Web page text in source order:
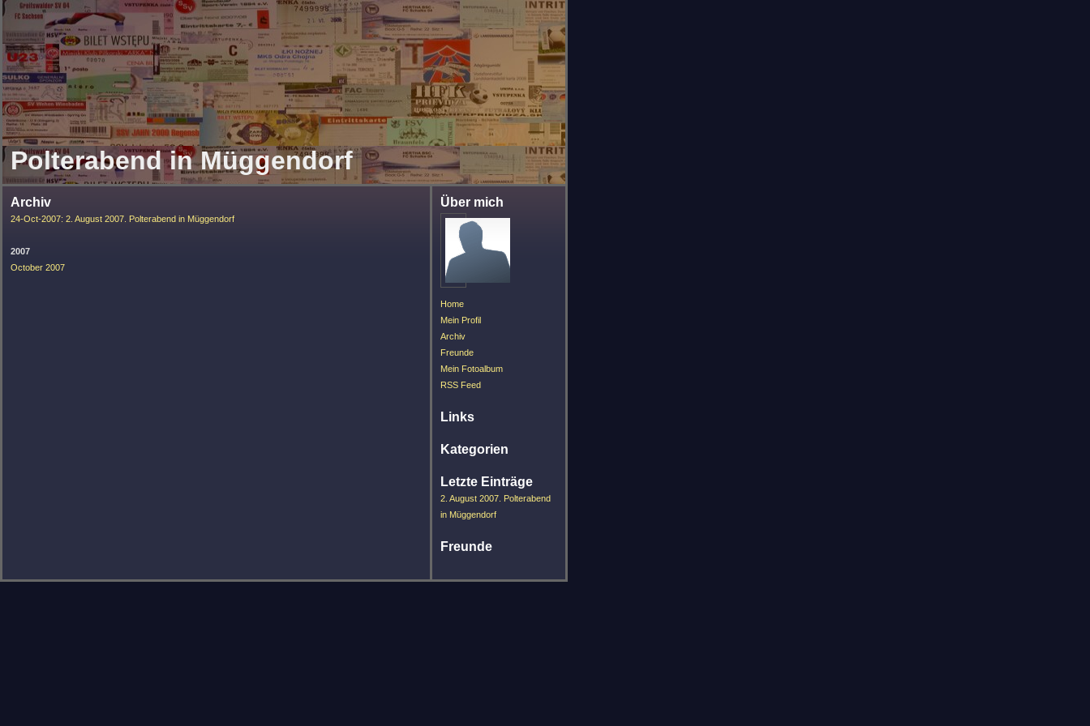
Polterabend in Müggendorf
Archiv
24-Oct-2007: 2. August 2007. Polterabend in Müggendorf
2007
October 2007
Über mich
Home
Mein Profil
Archiv
Freunde
Mein Fotoalbum
RSS Feed
Links
Kategorien
Letzte Einträge
2. August 2007. Polterabend
in Müggendorf
Freunde